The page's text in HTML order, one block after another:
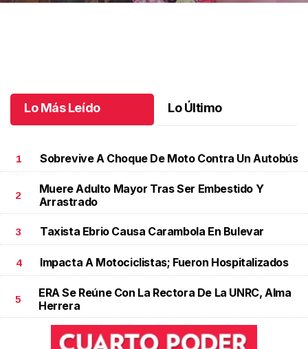
Lo Más Leído Lo Último
1 Sobrevive A Choque De Moto Contra Un Autobús
2
Muere Adulto Mayor Tras Ser Embestido Y
Arrastrado
3 Taxista Ebrio Causa Carambola En Bulevar
4 Impacta A Motociclistas; Fueron Hospitalizados
5
ERA Se Reúne Con La Rectora De La UNRC, Alma
Herrera